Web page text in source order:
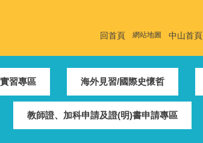
回首頁 網站地圖 中山首頁
習專區 海外見習/國際史懷哲
教師證、加科申請及證(明)書申請專區